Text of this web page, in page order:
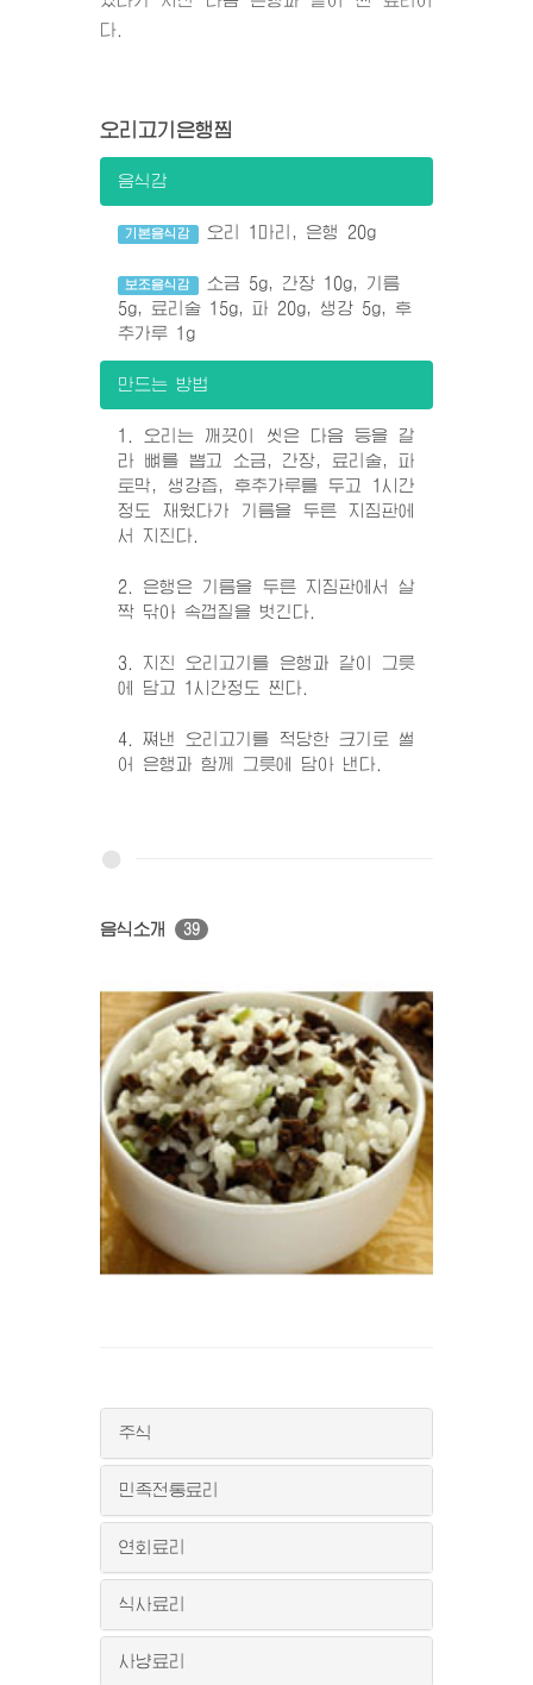
다.
오리고기은행찜
음식감
기본음식감 오리 1마리, 은행 20g
보조음식감
소금 5g, 간장 10g, 기름
5g, 료리술 15g, 파 20g, 생강 5g, 후
추가루 1g
만드는 방법
1. 오리는 깨끗이 씻은 다음 등을 갈
라 뼈를 뽑고 소금, 간장, 료리술, 파
토막, 생강즙, 후추가루를 두고 1시간
정도 재웠다가 기름을 두른 지짐판에
서 지진다.
2. 은행은 기름을 두른 지짐판에서 살
짝 닦아 속껍질을 벗긴다.
3. 지진 오리고기를 은행과 같이 그릇
에 담고 1시간정도 찐다.
4. 쪄낸 오리고기를 적당한 크기로 썰
어 은행과 함께 그릇에 담아 낸다.
음식소개 39
주식
민족전통료리
연회료리
식사료리
사냥료리